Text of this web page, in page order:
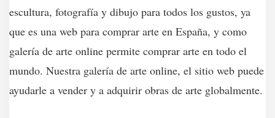
escultura, fotografía y dibujo para todos los gustos, ya
que es una web para comprar arte en España, y como
galería de arte online permite comprar arte en todo el
mundo. Nuestra galería de arte online, el sitio web puede
ayudarle a vender y a adquirir obras de arte globalmente.